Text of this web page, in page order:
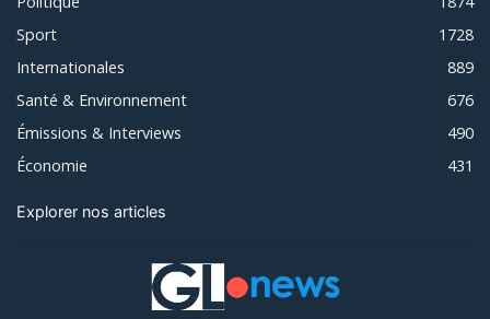
Sport
1728
Internationales
889
Santé & Environnement
676
Émissions & Interviews
490
Économie
431
Explorer nos articles